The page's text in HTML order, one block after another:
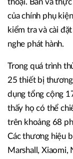
thoại. Bản vá
của chính phụ
kiểm tra và cài
nghe phát hành.
Trong quá trình
25 thiết bị thương
dụng tổng cộng
thấy họ có thể
trên khoảng 68
Các thương hiệu
Marshall, Xiaomi,